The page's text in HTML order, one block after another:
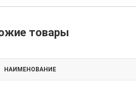
товары
НАИМЕНОВАНИЕ